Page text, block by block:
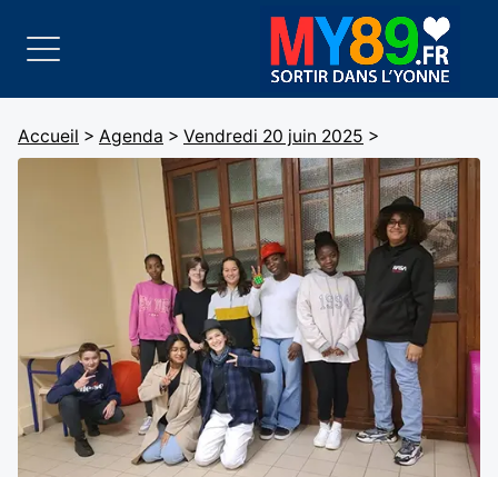
Accueil > Agenda > Vendredi 20 juin 2025 >